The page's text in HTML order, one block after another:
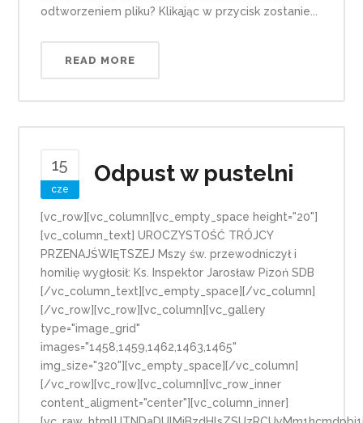
odtworzeniem pliku? Klikając w przycisk zostanie...
READ MORE
15
cze
Odpust w pustelni
[vc_row][vc_column][vc_empty_space height="20"]
[vc_column_text] UROCZYSTOŚĆ TRÓJCY
PRZENAJŚWIĘTSZEJ Mszy św. przewodniczył i
homilię wygłosił: Ks. Inspektor Jarosław Pizoń SDB
[/vc_column_text][vc_empty_space][/vc_column]
[/vc_row][vc_row][vc_column][vc_gallery
type="image_grid"
images="1458,1459,1462,1463,1465"
img_size="320"][vc_empty_space][/vc_column]
[/vc_row][vc_row][vc_column][vc_row_inner
content_aligment="center"][vc_column_inner]